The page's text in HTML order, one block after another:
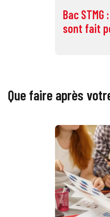
Bac
sont fait
Que faire après